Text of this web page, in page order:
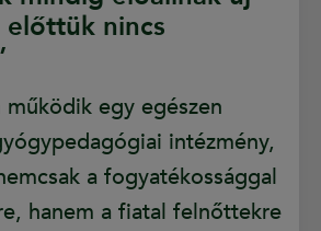
nincs
működik egy egészen
intézmény,
a fogyatékossággal
hanem a fiatal felnőttekre